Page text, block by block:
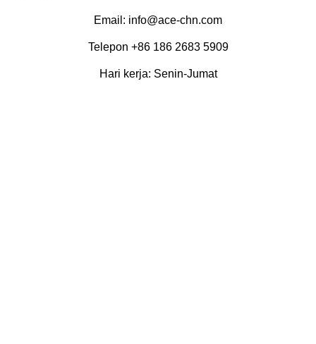
Email: info@ace-chn.com
Telepon +86 186 2683 5909
Hari kerja: Senin-Jumat